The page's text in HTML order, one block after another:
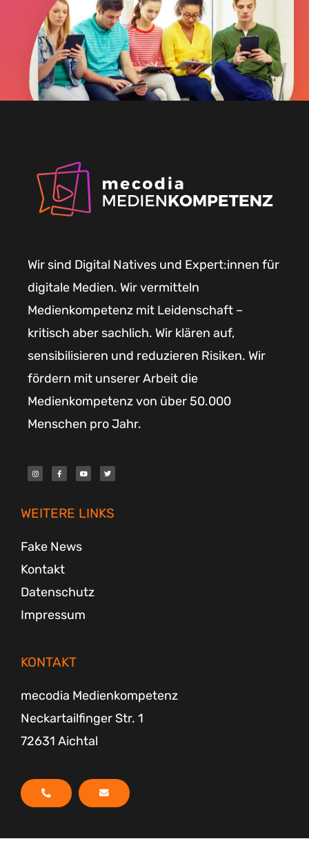
Wir sind Digital Natives und Expert:innen für
digitale Medien. Wir vermitteln
Medienkompetenz mit Leidenschaft –
kritisch aber sachlich. Wir klären auf,
sensibilisieren und reduzieren Risiken. Wir
fördern mit unserer Arbeit die
Medienkompetenz von über 50.000
Menschen pro Jahr.
I
n
s
a
m
F
a
c
k
-
Y
o
u
T
w
i
WEITERE LINKS
Fake News
Kontakt
Datenschutz
Impressum
KONTAKT
mecodia Medienkompetenz
Neckartailfinger Str. 1
72631 Aichtal